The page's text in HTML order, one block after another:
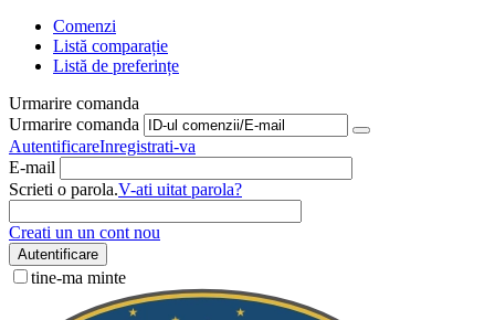
Comenzi
Listă comparație
Listă de preferințe
Urmarire comanda
Urmarire comanda
AutentificareInregistrati-va
E-mail
Scrieti o parola.V-ati uitat parola?
Creati un un cont nou
Autentificare
tine-ma minte